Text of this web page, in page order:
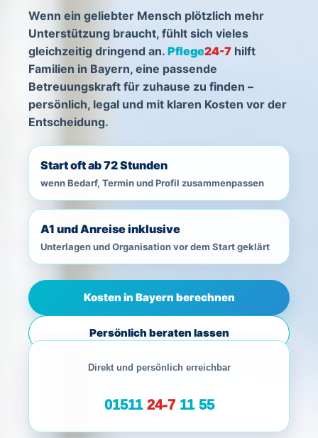
Wenn ein geliebter Mensch plötzlich mehr
Unterstützung braucht, fühlt sich vieles
gleichzeitig dringend an. Pflege24-7 hilft
Familien in Bayern, eine passende
Betreuungskraft für zuhause zu finden –
persönlich, legal und mit klaren Kosten vor der
Entscheidung.
Start oft ab 72 Stunden
wenn Bedarf, Termin und Profil zusammenpassen
A1 und Anreise inklusive
Unterlagen und Organisation vor dem Start geklärt
Kosten in Bayern berechnen
Persönlich beraten lassen
Direkt und persönlich erreichbar
01511 24-711 55